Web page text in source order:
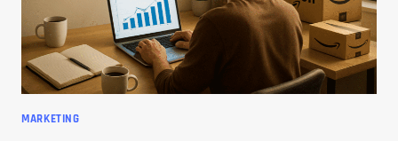
DES
MÉDIAS
SELON
VOS
BESOINS
MARKETING